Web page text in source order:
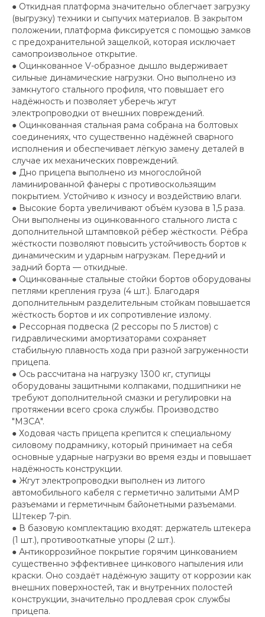
● Откидная платформа значительно облегчает загрузку
(выгрузку) техники и сыпучих материалов. В закрытом
положении, платформа фиксируется с помощью замков
с предохранительной защелкой, которая исключает
самопроизвольное открытие.
● Оцинкованное V-образное дышло выдерживает
сильные динамические нагрузки. Оно выполнено из
замкнутого стального профиля, что повышает его
надёжность и позволяет уберечь жгут
электропроводки от внешних повреждений.
● Оцинкованная стальная рама собрана на болтовых
соединениях, что существенно надёжней сварного
исполнения и обеспечивает лёгкую замену деталей в
случае их механических повреждений.
● Дно прицепа выполнено из многослойной
ламинированной фанеры с противоскользящим
покрытием. Устойчиво к износу и воздействию влаги.
● Высокие борта увеличивают объём кузова в 1,5 раза.
Они выполнены из оцинкованного стального листа с
дополнительной штамповкой рёбер жёсткости. Рёбра
жёсткости позволяют повысить устойчивость бортов к
динамическим и ударным нагрузкам. Передний и
задний борта — откидные.
● Оцинкованные стальные стойки бортов оборудованы
петлями крепления груза (4 шт.). Благодаря
дополнительным разделительным стойкам повышается
жёсткость бортов и их сопротивление излому.
● Рессорная подвеска (2 рессоры по 5 листов) с
гидравлическими амортизаторами сохраняет
стабильную плавность хода при разной загруженности
прицепа.
● Ось рассчитана на нагрузку 1300 кг, ступицы
оборудованы защитными колпаками, подшипники не
требуют дополнительной смазки и регулировки на
протяжении всего срока службы. Производство
"МЗСА".
● Ходовая часть прицепа крепится к специальному
силовому подрамнику, который принимает на себя
основные ударные нагрузки во время езды и повышает
надёжность конструкции.
● Жгут электропроводки выполнен из литого
автомобильного кабеля с герметично залитыми АМР
разъемами и герметичным байонетными разъемами.
Штекер 7-pin.
● В базовую комплектацию входят: держатель штекера
(1 шт.), противооткатные упоры (2 шт.).
● Антикоррозийное покрытие горячим цинкованием
существенно эффективнее цинкового напыления или
краски. Оно создаёт надёжную защиту от коррозии как
внешних поверхностей, так и внутренних полостей
конструкции, значительно продлевая срок службы
прицепа.